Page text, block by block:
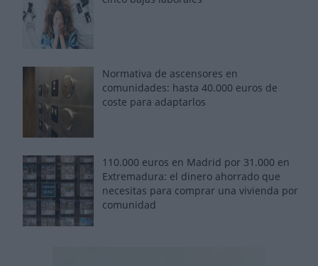
Normativa de ascensores en
comunidades: hasta 40.000 euros de
coste para adaptarlos
110.000 euros en Madrid por 31.000 en
Extremadura: el dinero ahorrado que
necesitas para comprar una vivienda por
comunidad